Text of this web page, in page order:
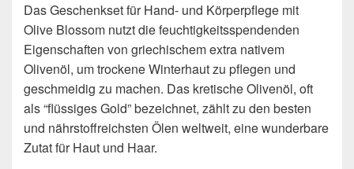
Das Geschenkset für Hand- und Körperpflege mit
Olive Blossom nutzt die feuchtigkeitsspendenden
Eigenschaften von griechischem extra nativem
Olivenöl, um trockene Winterhaut zu pflegen und
geschmeidig zu machen. Das kretische Olivenöl, oft
als “flüssiges Gold” bezeichnet, zählt zu den besten
und nährstoffreichsten Ölen weltweit, eine wunderbare
Zutat für Haut und Haar.